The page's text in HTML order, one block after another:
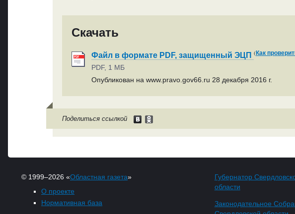
Скачать
Файл в формате PDF, защищенный ЭЦП (Как
PDF, 1 МБ
Опубликован на www.pravo.gov66.ru 28 декабря 2016 г.
Поделиться ссылкой
© 1999–2026 «Областная газета»
О проекте
Нормативная база
Губернатор
области
Законодательное